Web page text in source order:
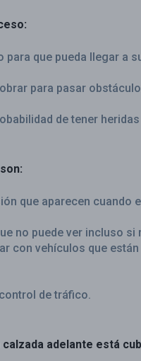
para que pueda llegar a
para pasar
de tener
que aparecen cuando
no puede ver incluso
con vehículos que
de tráfico.
calzada adelante está